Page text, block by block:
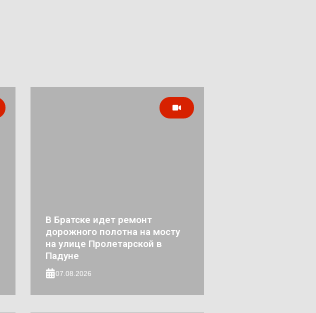
В Братске идет ремонт
дорожного полотна на мосту
на улице Пролетарской в
Падуне
07.08.2026